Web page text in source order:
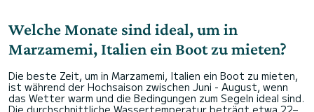
Welche Monate sind ideal, um in
Marzamemi, Italien ein Boot zu mieten?
Die beste Zeit, um in Marzamemi, Italien ein Boot zu mieten,
ist während der Hochsaison zwischen Juni - August, wenn
das Wetter warm und die Bedingungen zum Segeln ideal sind.
Die durchschnittliche Wassertemperatur beträgt etwa 22–